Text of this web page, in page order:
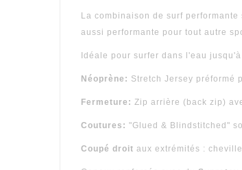
La combinaison de surf
aussi performante pour tout autre
Idéale pour surfer dans l'eau jusqu'à
Néoprène: Stretch Jersey préformé
Fermeture: Zip arrière (back zip)
Coutures: "Glued & Blindstitched"
Coupé droit aux extrémités :